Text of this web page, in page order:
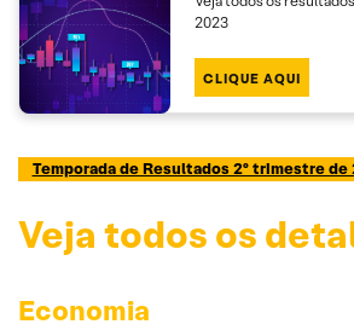
2023
CLIQUE AQUI
Temporada de Resultados 2º trimestre
Veja todos os
Economia